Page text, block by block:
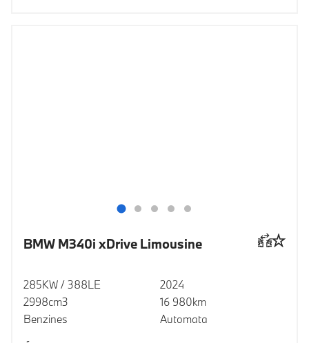
BMW M340i xDrive Limousine
285KW / 388LE
2998cm3
Benzines
2024
16 980km
Automata